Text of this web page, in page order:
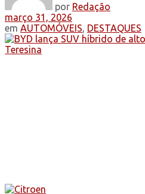
por Redação
março 31, 2026
em AUTOMÓVEIS, DESTAQUES